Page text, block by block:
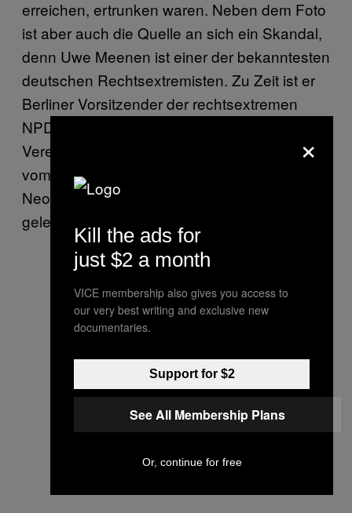
erreichen, ertrunken waren. Neben dem Foto
ist aber auch die Quelle an sich ein Skandal,
denn Uwe Meenen ist einer der bekanntesten
deutschen Rechtsextremisten. Zu Zeit ist er
Berliner Vorsitzender der rechtsextremen
NPD und leitet die
Vereinigung
, das bis 2003
vom Ex-RAF-Terroristen und späteren
Neonazi und Holocaustleugner
geleitet wurde.
×
Kill the ads for
just $2 a month
VICE membership also gives you access to
our very best writing and exclusive new
documentaries.
Support for $2
See All Membership Plans
Or, continue for free